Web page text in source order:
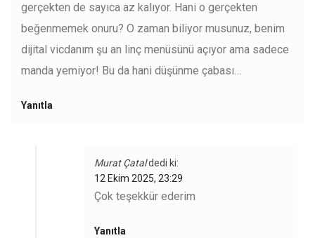
gerçekten de sayıca az kalıyor. Hani o gerçekten
beğenmemek onuru? O zaman biliyor musunuz, benim
dijital vicdanım şu an linç menüsünü açıyor ama sadece
manda yemiyor! Bu da hani düşünme çabası…
Yanıtla
Murat Çataldedi ki:
12 Ekim 2025, 23:29
Çok teşekkür ederim
Yanıtla